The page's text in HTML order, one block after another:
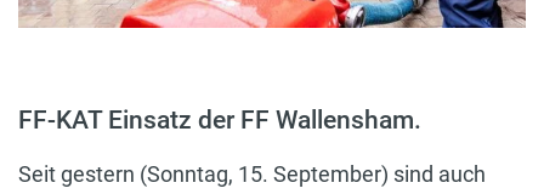
FF-KAT Einsatz der FF Wallensham.
Seit gestern (Sonntag, 15. September) sind auch